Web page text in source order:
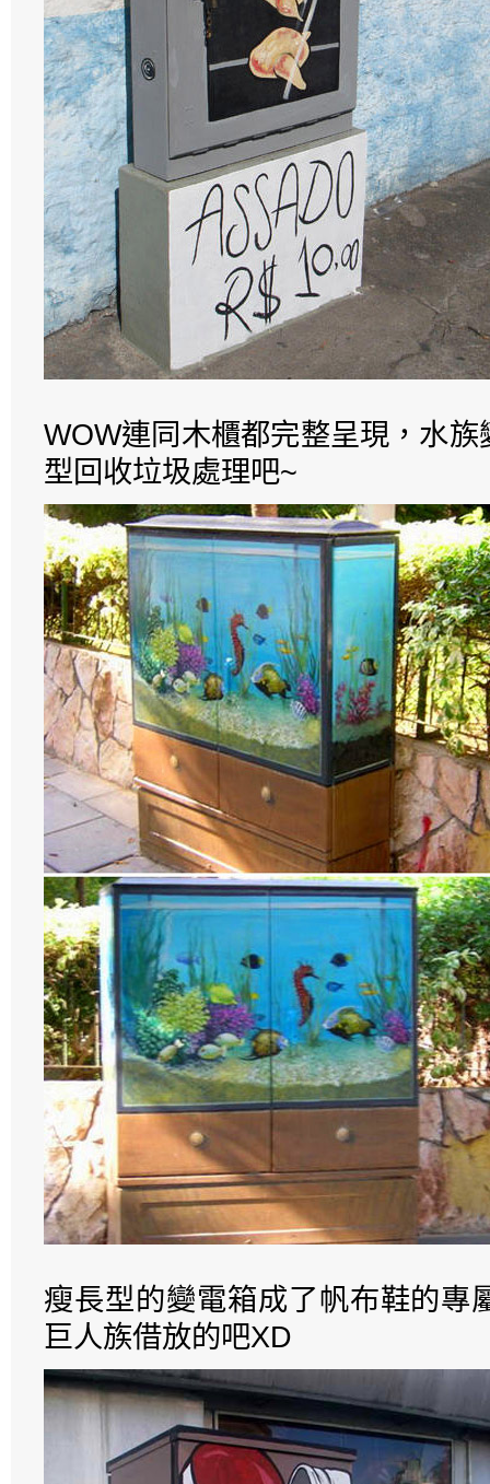
WOW連同木櫃都完整呈現，水
型回收垃圾處理吧~
瘦長型的變電箱成了帆布鞋的專
巨人族借放的吧XD